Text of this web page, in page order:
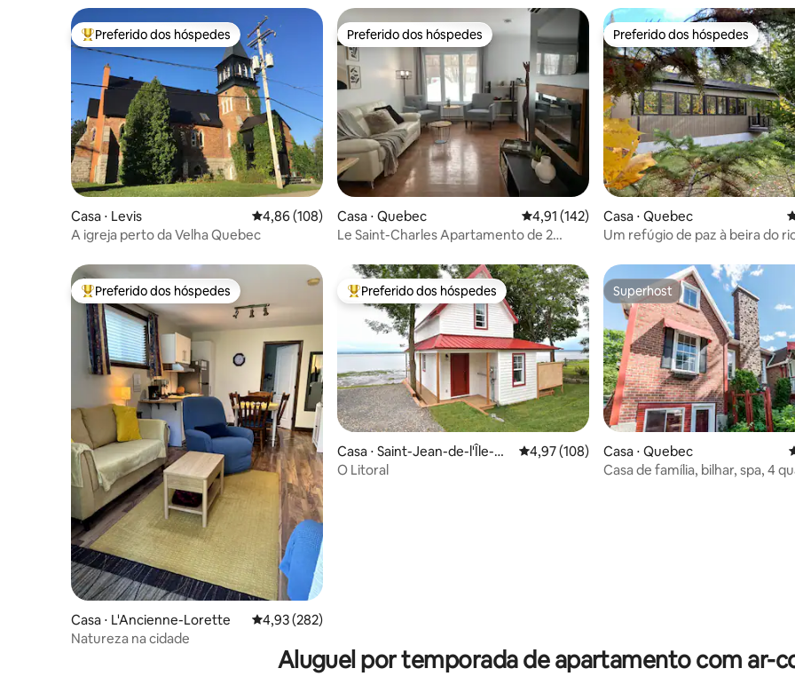
Entre os melhores preferidos dos hóspedes
Preferido dos hóspedes
Casa ⋅ Levis 4,86 de uma avaliação média de 5, 108 avaliações
4,86 (108)
A igreja perto da Velha Quebec
Preferido dos hóspedes
Preferido dos hóspedes
Casa ⋅ Quebec 4,91 de uma avaliação média de 5, 142
4,91 (142)
Le Saint-Charles Apartamento de 2
Preferido dos hóspedes
Preferido dos hóspedes
Casa ⋅ Quebec
Um refúgio de paz à beira do
Entre os melhores preferidos dos hóspedes
Preferido dos hóspedes
Casa ⋅ L'Ancienne-Lorette 4,93 de uma avaliação média de 5, 282 avaliações
4,93 (282)
Natureza na cidade
Entre os melhores preferidos dos hóspedes
Preferido dos hóspedes
Casa ⋅ Saint-Jean-de-l'Île-
d'Orléans
4,97 de uma avaliação média de 5, 108
4,97 (108)
O Litoral
Superhost
Superhost
Casa ⋅ Quebec
Casa de família, bilhar, spa, 4
Aluguel por temporada de apartamento com ar-